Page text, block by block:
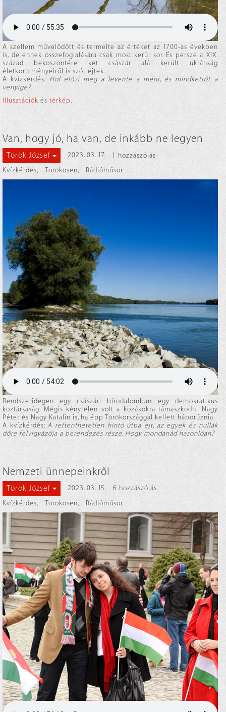
A szellem művelődött és termelte az értéket az 1700-as években
is, de ennek összefoglalására csak most kerül sor. És persze a XIX.
század beköszöntére két császár alá került ukránság
életkörülményeiről is szót ejtek.
A kvízkérdés: Hol előzi meg a levente a mént, és mindkettőt a
venyige?
Illusztációk és térkép.
Van, hogy jó, ha van, de inkább ne legyen
Török József 2023. 03. 17.
1 hozzászólás
Kvízkérdés, Törökösen, Rádióműsor
Rendszeridegen egy császári birodalomban egy demokratikus
köztársaság. Mégis kénytelen volt a kozákokra támaszkodni Nagy
Péter és Nagy Katalin is, ha épp Törökországgal kellett háborúznia.
A kvízkérdés:A rettenthetetlen hintó útba ejt, az egyek és nullák
dőre felvigyázója a berendezés része. Hogy mondanád hasonlóan?
Nemzeti ünnepeinkről
Török József 2023. 03. 15.
6 hozzászólás
Kvízkérdés, Törökösen, Rádióműsor